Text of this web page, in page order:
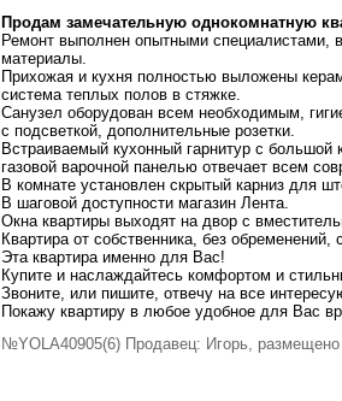
Продам замечательную однокомнатную
Ремонт выполнен опытными специалистами,
материалы.
Прихожая и кухня полностью выложены
система теплых полов в стяжке.
Санузел оборудован всем необходимым,
с подсветкой, дополнительные розетки.
Встраиваемый кухонный гарнитур с
газовой варочной панелью отвечает всем
В комнате установлен скрытый карниз для
В шаговой доступности магазин Лента.
Окна квартиры выходят на двор с
Квартира от собственника, без
Эта квартира именно для Вас!
Купите и наслаждайтесь комфортом и
Звоните, или пишите, отвечу на все
Покажу квартиру в любое удобное для Вас
№YOLA40905(6) Продавец: Игорь,